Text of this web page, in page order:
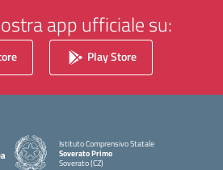
app ufficiale su:
Play Store
Istituto Comprensivo Statale
Soverato Primo
Soverato (CZ)